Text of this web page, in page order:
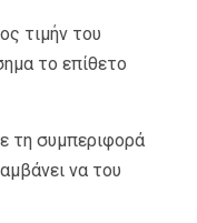
τιμήν του
το επίθετο
τη συμπεριφορά
να του